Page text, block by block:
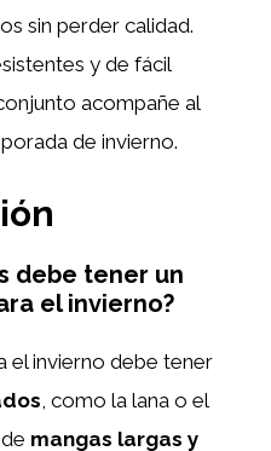
sin perder calidad.
y de fácil
acompañe al
de invierno.
debe tener un
el invierno?
el invierno debe tener
, como la lana o el
mangas largas y